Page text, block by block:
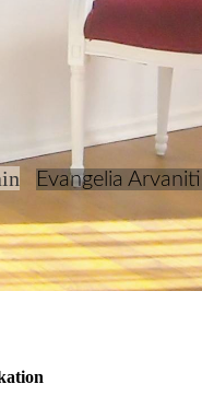
Evangelia